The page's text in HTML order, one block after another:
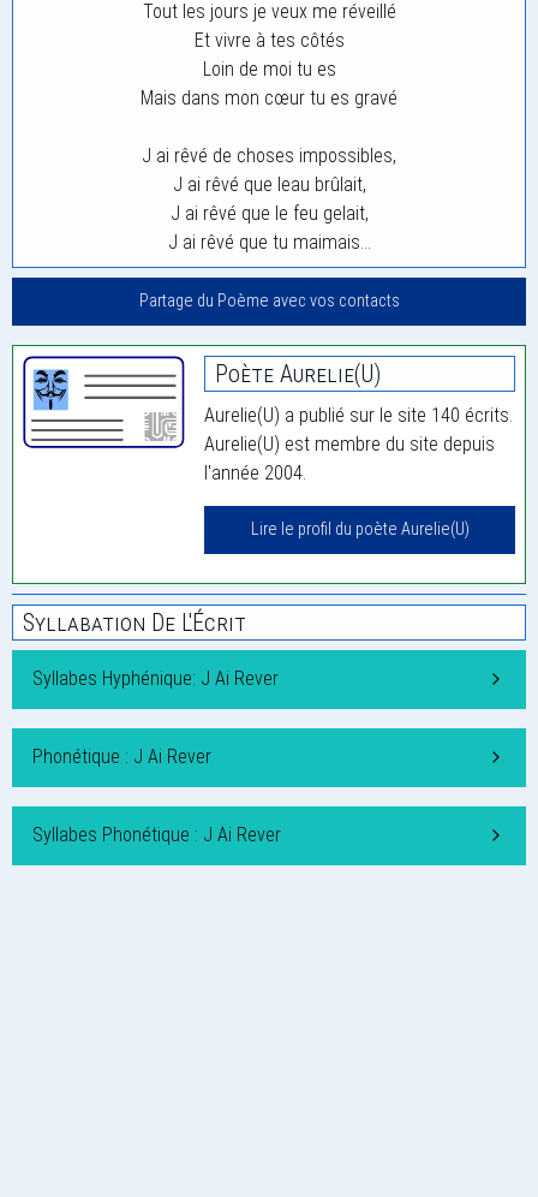
Tout les jours je veux me réveillé
Et vivre à tes côtés
Loin de moi tu es
Mais dans mon cœur tu es gravé
J ai rêvé de choses impossibles,
J ai rêvé que leau brûlait,
J ai rêvé que le feu gelait,
J ai rêvé que tu maimais…
Partage du Poème avec vos contacts
Poète Aurelie(U)
Aurelie(U) a publié sur le site 140 écrits.
Aurelie(U) est membre du site depuis
l'année 2004.
Lire le profil du poète Aurelie(U)
Syllabation De L'Écrit
Syllabes Hyphénique: J Ai Rever
Phonétique : J Ai Rever
Syllabes Phonétique : J Ai Rever